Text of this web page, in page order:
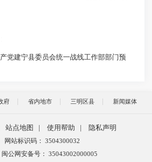
党建宁县委员会统一战线工作部部门预
府 省内地市 三明区县 新闻媒体
站点地图 使用帮助
隐私声明
网站标识码： 3504300032
闽公网安备号： 35043002000005